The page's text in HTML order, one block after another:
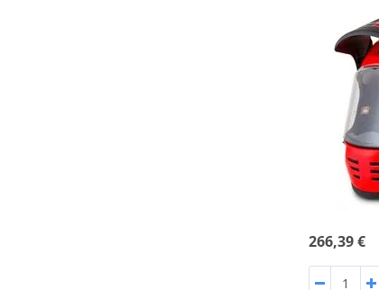
266,39 €